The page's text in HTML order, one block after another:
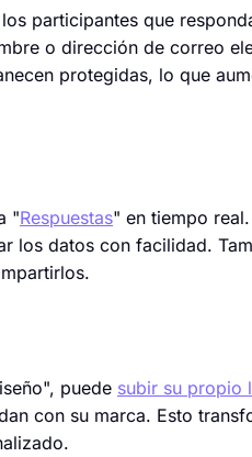
participantes que
o dirección de correo
protegidas, lo que
"Respuestas" en tiempo
los datos con facilidad.
puede subir su propio
con su marca. Esto